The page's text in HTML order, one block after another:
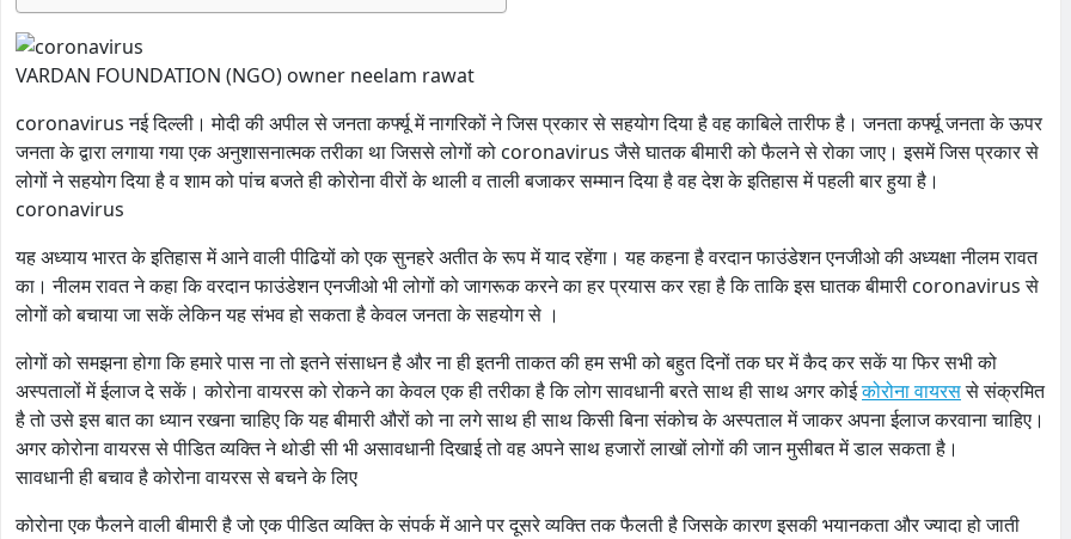
VARDAN FOUNDATION (NGO) owner neelam rawat
coronavirus नई दिल्ली। मोदी की अपील से जनता कर्फ्यू में नागरिकों ने जिस प्रकार से सहयोग दिया है वह काबिले तारीफ है। जनता कर्फ्यू जनता के ऊपर
जनता के द्वारा लगाया गया एक अनुशासनात्मक तरीका था जिससे लोगों को coronavirus जैसे घातक बीमारी को फैलने से रोका जाए। इसमें जिस प्रकार से
लोगों ने सहयोग दिया है व शाम को पांच बजते ही कोरोना वीरों के थाली व ताली बजाकर सम्मान दिया है वह देश के इतिहास में पहली बार हुया है।
coronavirus
यह अध्याय भारत के इतिहास में आने वाली पीढियों को एक सुनहरे अतीत के रूप में याद रहेंगा। यह कहना है वरदान फाउंडेशन एनजीओ की अध्यक्षा नीलम रावत
का। नीलम रावत ने कहा कि वरदान फाउंडेशन एनजीओ भी लोगों को जागरूक करने का हर प्रयास कर रहा है कि ताकि इस घातक बीमारी coronavirus से
लोगों को बचाया जा सकें लेकिन यह संभव हो सकता है केवल जनता के सहयोग से ।
लोगों को समझना होगा कि हमारे पास ना तो इतने संसाधन है और ना ही इतनी ताकत की हम सभी को बहुत दिनों तक घर में कैद कर सकें या फिर सभी को
अस्पतालों में ईलाज दे सकें। कोरोना वायरस को रोकने का केवल एक ही तरीका है कि लोग सावधानी बरते साथ ही साथ अगर कोईकोरोना वायरससे संक्रमित
है तो उसे इस बात का ध्यान रखना चाहिए कि यह बीमारी औरों को ना लगे साथ ही साथ किसी बिना संकोच के अस्पताल में जाकर अपना ईलाज करवाना चाहिए।
अगर कोरोना वायरस से पीडित व्यक्ति ने थोडी सी भी असावधानी दिखाई तो वह अपने साथ हजारों लाखों लोगों की जान मुसीबत में डाल सकता है।
सावधानी ही बचाव है कोरोना वायरस से बचने के लिए
कोरोना एक फैलने वाली बीमारी है जो एक पीडित व्यक्ति के संपर्क में आने पर दूसरे व्यक्ति तक फैलती है जिसके कारण इसकी भयानकता और ज्यादा हो जाती